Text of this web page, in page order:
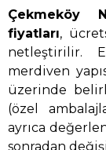
Çekmeköy
fiyatları,
netleştirilir.
merdiven
üzerinde
(özel
ayrıca
sonradan